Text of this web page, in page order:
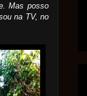
Mas posso
na TV, no